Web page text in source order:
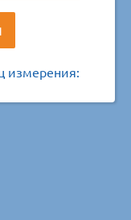
измерения: